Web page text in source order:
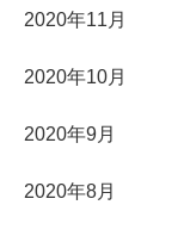
2020年11月
2020年10月
2020年9月
2020年8月